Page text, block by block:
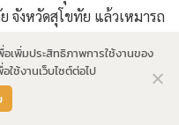
จังหวัดสุโขทัย แล้วเหมารถ
เพิ่มประสิทธิภาพการใช้งานของ
ช้งานเว็บไซต์ต่อไป